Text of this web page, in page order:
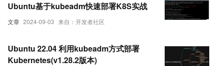
文章 2024-09-03 来自：开发者社区
Ubuntu基于kubeadm快速部署K8S实战
Ubuntu 22.04 利用kubeadm方式部署
Kubernetes(v1.28.2版本)